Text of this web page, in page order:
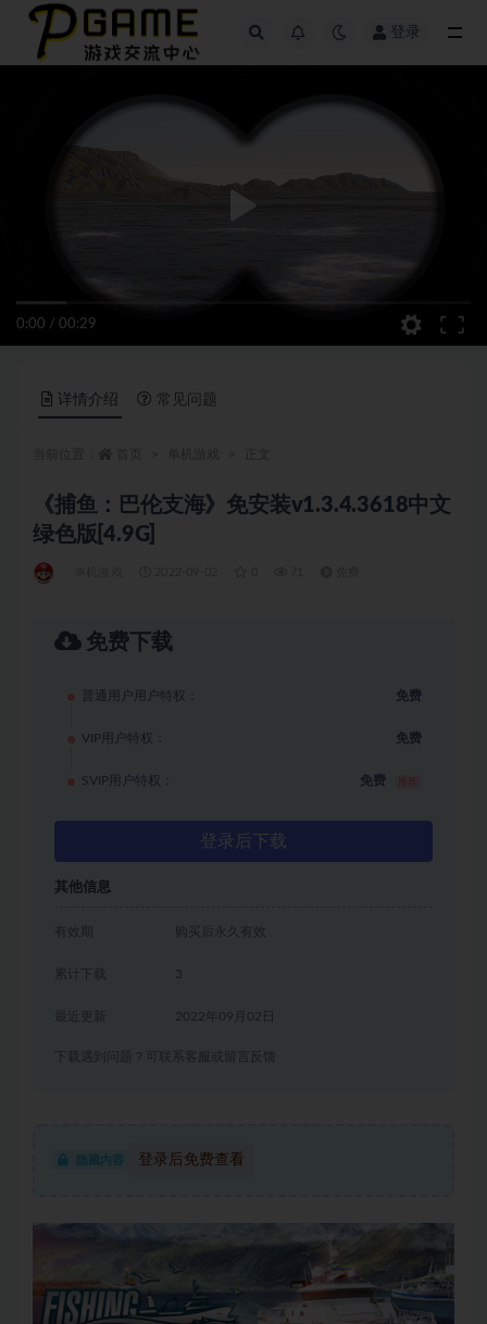
登录
0:00 / 00:29
详情介绍 常见问题
《捕鱼：巴伦支海》免安装v1.3.4.3618中文
绿色版[4.9G]
免费下载
普通用户用户特权： 免费
VIP用户特权： 免费
SVIP用户特权： 免费
登录后下载
其他信息
有效期 购买后永久有效
累计下载 3
2022年09月02日
下载遇到问题？可联系客服或留言反馈
隐藏内容 登录后免费查看
全部